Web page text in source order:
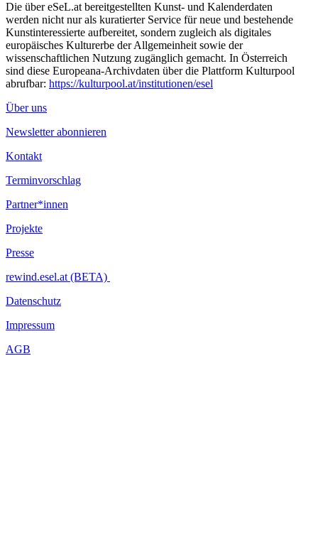
Die über eSeL.at bereitgestellten Kunst- und Kalenderdaten
werden nicht nur als kuratierter Service für neue und bestehende
Kunstinteressierte aufbereitet, sondern zugleich als digitales
europäisches Kulturerbe der Allgemeinheit sowie der
wissenschaftlichen Nutzung zugänglich gemacht. In Österreich
sind diese Europeana-Archivdaten über die Plattform Kulturpool
abrufbar: https://kulturpool.at/institutionen/esel
Über uns
Newsletter abonnieren
Kontakt
Terminvorschlag
Partner*innen
Projekte
Presse
rewind.esel.at (BETA)
Datenschutz
Impressum
AGB